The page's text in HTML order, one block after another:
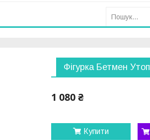
Фігурка Бетмен
1 080 ₴
Купити